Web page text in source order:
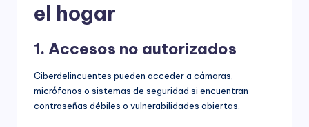
el hogar
1. Accesos no autorizados
Ciberdelincuentes pueden acceder a cámaras,
micrófonos o sistemas de seguridad si encuentran
contraseñas débiles o vulnerabilidades abiertas.